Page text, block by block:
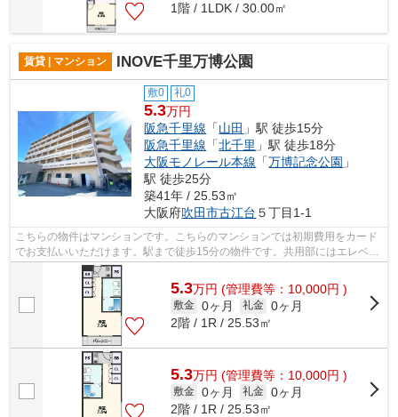
1階 / 1LDK / 30.00㎡
賃貸 | マンション INOVE千里万博公園
敷0 礼0
5.3万円
阪急千里線 「山田 」駅 徒歩15分
阪急千里線 「北千里 」駅 徒歩18分
大阪モノレール本線 「万博記念公園 」
駅 徒歩25分
築41年 / 25.53㎡
大阪府吹田市古江台 ５丁目1-1
こちらの物件はマンションです。こちらのマンションでは初期費用をカード
でお支払いいただけます。駅まで徒歩15分の物件です。共用部にはエレベー
タ・敷地内ごみ置き場などが揃ってお...
5.3万円 (管理費等：10,000円 )
敷金 0ヶ月 礼金 0ヶ月
2階 / 1R / 25.53㎡
5.3万円 (管理費等：10,000円 )
敷金 0ヶ月 礼金 0ヶ月
2階 / 1R / 25.53㎡